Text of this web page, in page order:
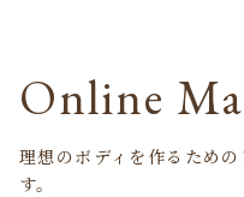
Online
理想のボディを作るため
す。